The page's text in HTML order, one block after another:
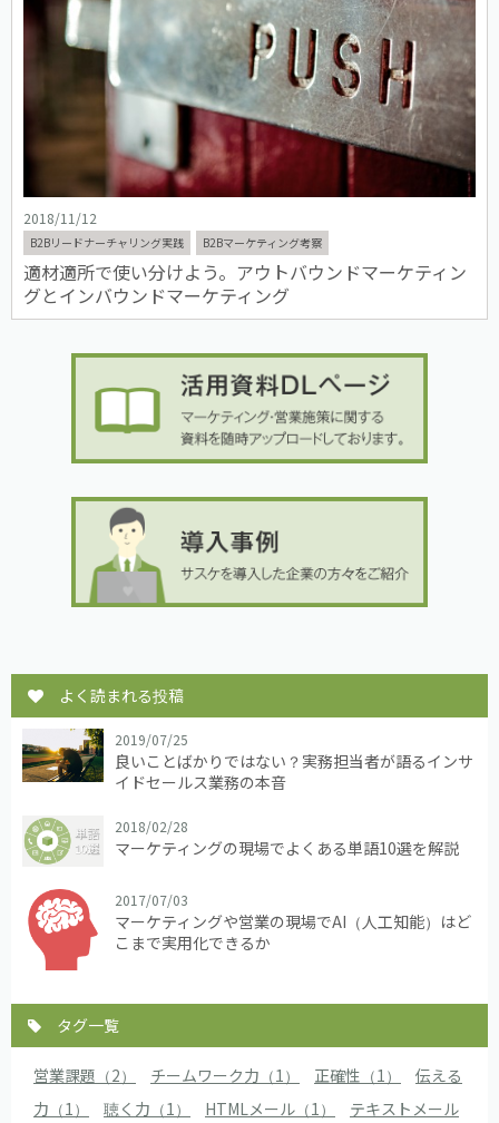
2018/11/12
B2Bリードナーチャリング実践 B2Bマーケティング考察
適材適所で使い分けよう。アウトバウンドマーケティン
グとインバウンドマーケティング
よく読まれる投稿
2019/07/25
良いことばかりではない？実務担当者が語るインサ
イドセールス業務の本音
2018/02/28
マーケティングの現場でよくある単語10選を解説
2017/07/03
マーケティングや営業の現場でAI（人工知能）はど
こまで実用化できるか
タグ一覧
営業課題（2） チームワーク力（1） 正確性（1）
伝える
力（1）
聴く力（1） HTMLメール（1）
テキストメール